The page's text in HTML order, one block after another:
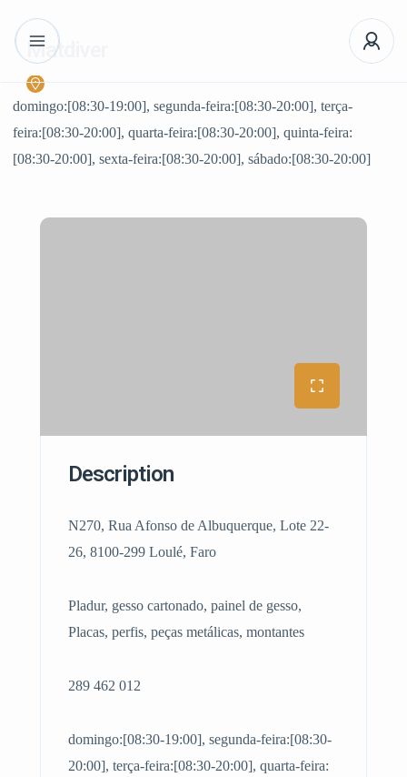
Matdiver
domingo:[08:30-19:00], segunda-feira:[08:30-20:00], terça-
feira:[08:30-20:00], quarta-feira:[08:30-20:00], quinta-feira:
[08:30-20:00], sexta-feira:[08:30-20:00], sábado:[08:30-20:00]
Description
N270, Rua Afonso de Albuquerque, Lote 22-
26, 8100-299 Loulé, Faro
Pladur, gesso cartonado, painel de gesso,
Placas, perfis, peças metálicas, montantes
289 462 012
domingo:[08:30-19:00], segunda-feira:[08:30-
20:00], terça-feira:[08:30-20:00], quarta-feira: